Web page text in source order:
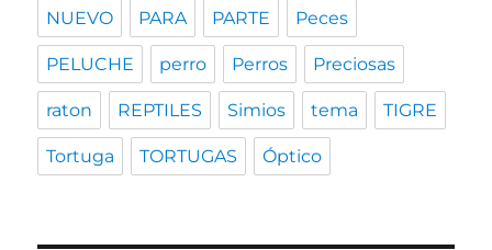
NUEVO PARA PARTE Peces
PELUCHE perro Perros Preciosas
raton REPTILES Simios tema TIGRE
Tortuga TORTUGAS Óptico